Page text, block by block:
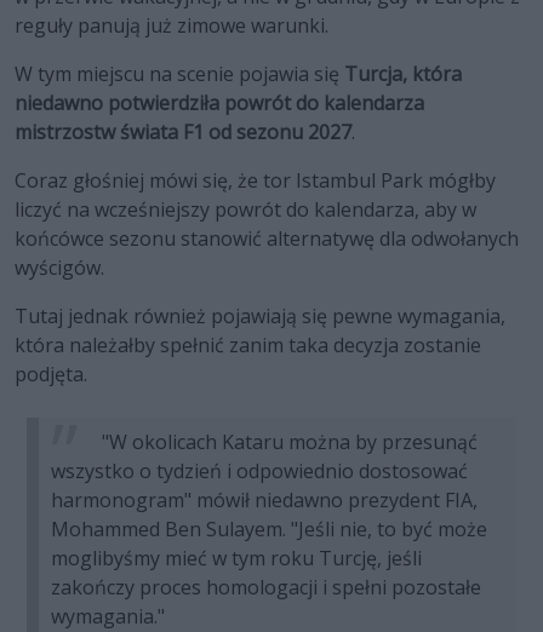
reguły panują już zimowe warunki.
W tym miejscu na scenie pojawia się Turcja, która
niedawno potwierdziła powrót do kalendarza
mistrzostw świata F1 od sezonu 2027.
Coraz głośniej mówi się, że tor Istambul Park mógłby
liczyć na wcześniejszy powrót do kalendarza, aby w
końcówce sezonu stanowić alternatywę dla odwołanych
wyścigów.
Tutaj jednak również pojawiają się pewne wymagania,
która należałby spełnić zanim taka decyzja zostanie
podjęta.
"W okolicach Kataru można by przesunąć
wszystko o tydzień i odpowiednio dostosować
harmonogram" mówił niedawno prezydent FIA,
Mohammed Ben Sulayem. "Jeśli nie, to być może
moglibyśmy mieć w tym roku Turcję, jeśli
zakończy proces homologacji i spełni pozostałe
wymagania."